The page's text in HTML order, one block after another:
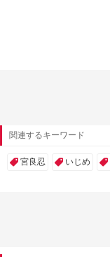
関連するキーワード
宮良忍 いじめ